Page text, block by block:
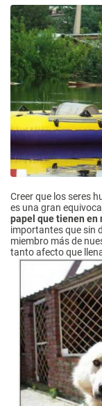
Creer que los seres
es una gran
papel que tienen en
importantes que sin
miembro más de
tanto afecto que